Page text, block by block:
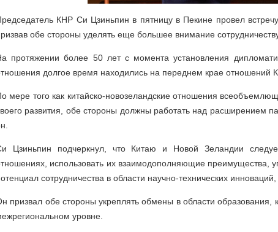
КНР Си Цзиньпин в пятницу в Пекине провел
обе стороны уделять еще большее внимание
протяжении более 50 лет с момента установления
долгое время находились на переднем крае отношений
мере того как китайско-новозеландские отношения
развития, обе стороны должны работать над расширением
Цзиньпин подчеркнул, что Китаю и Новой Зеландии
использовать их взаимодополняющие преимущества,
сотрудничества в области научно-технических
призвал обе стороны укреплять обмены в области образования,
уровне.